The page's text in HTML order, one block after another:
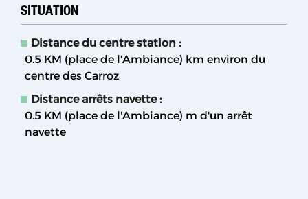
SITUATION
Distance du centre station :
0.5 KM (place de l'Ambiance) km environ du
centre des Carroz
Distance arrêts navette :
0.5 KM (place de l'Ambiance) m d'un arrêt
navette